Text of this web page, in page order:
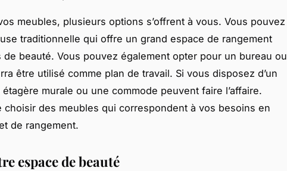
meubles, plusieurs options s’offrent à vous. Vous pouvez
traditionnelle qui offre un grand espace de rangement
beauté. Vous pouvez également opter pour un bureau ou
être utilisé comme plan de travail. Si vous disposez d’un
murale ou une commode peuvent faire l’affaire.
choisir des meubles qui correspondent à vos besoins en
de rangement.
espace de beauté